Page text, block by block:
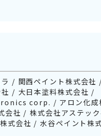
/ 関西ペイント株式会社
/ 大日本塗料株式会社 /
corp. / アロン化成
会社 / 株式会社アステック
式会社 / 水谷ペイント株